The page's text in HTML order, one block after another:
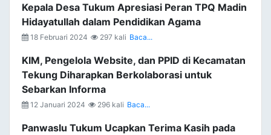
Kepala Desa Tukum Apresiasi Peran TPQ Madin
Hidayatullah dalam Pendidikan Agama
18 Februari 2024 297 kali Baca...
KIM, Pengelola Website, dan PPID di Kecamatan
Tekung Diharapkan Berkolaborasi untuk
Sebarkan Informa
12 Januari 2024 296 kali Baca...
Panwaslu Tukum Ucapkan Terima Kasih pada